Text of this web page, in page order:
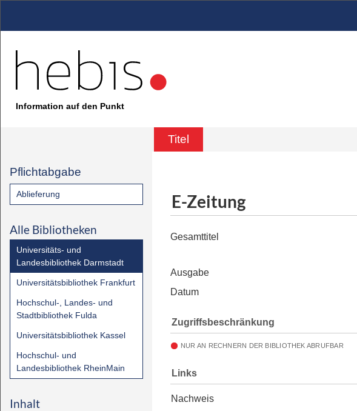
Information auf den Punkt
Titel
Pflichtabgabe
Ablieferung
Alle Bibliotheken
Universitäts- und
Landesbibliothek Darmstadt
Universitätsbibliothek Frankfurt
Hochschul-, Landes- und
Stadtbibliothek Fulda
Universitätsbibliothek Kassel
Hochschul- und
Landesbibliothek RheinMain
Inhalt
E-Zeitung
Gesamttitel
Ausgabe
Datum
Zugriffsbeschränkung
NUR AN RECHNERN DER BIBLIOTHEK ABRUFBAR
Links
Nachweis